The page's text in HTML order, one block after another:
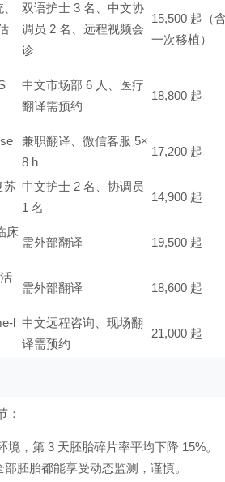
双语护士 3 名、中文协
调员 2 名、远程视频会
诊
15,500 起（
一次移植）
中文市场部 6 人、医疗
翻译需预约
18,800 起
兼职翻译、微信客服 5×
8 h
17,200 起
苏 中文护士 2 名、协调员
1 名
14,900 起
床
需外部翻译 19,500 起
需外部翻译 18,600 起
l 中文远程咨询、现场翻
译需预约
21,000 起
：
境，第 3 天胚胎碎片率平均下降 15%。
胚胎都能享受动态监测，谨慎。